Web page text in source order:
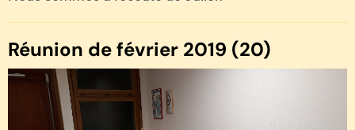
Réunion de février 2019 (20)